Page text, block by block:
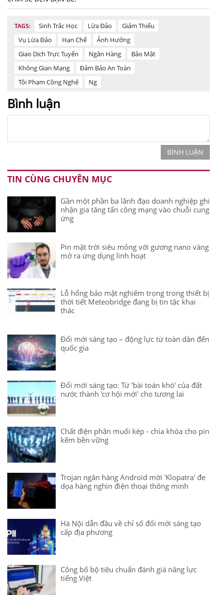
TAGS: Sinh Trắc Học Lừa Đảo
Giảm Thiểu
Vụ Lừa Đảo
Hạn Chế
Ảnh Hưởng
Giao Dịch Trực Tuyến
Ngân Hàng
Bảo Mật
Không Gian Mạng
Đảm Bảo An Toàn
Tội Phạm Công Nghệ
Ng
Bình luận
BÌNH LUẬN
TIN CÙNG CHUYÊN MỤC
Gần một phần ba lãnh đạo doanh nghiệp ghi
nhận gia tăng tấn công mạng vào chuỗi cung
ứng
Pin mặt trời siêu mỏng với gương nano vàng
mở ra ứng dụng linh hoạt
Lỗ hổng bảo mật nghiêm trọng trong thiết bị
thời tiết Meteobridge đang bị tin tặc khai
thác
Đổi mới sáng tạo – động lực từ toàn dân đến
quốc gia
Đổi mới sáng tạo: Từ 'bài toán khó' của đất
nước thành 'cơ hội mới' cho tương lai
Chất điện phân muối kép - chìa khóa cho pin
kẽm bền vững
Trojan ngân hàng Android mới 'Klopatra' đe
dọa hàng nghìn điện thoại thông minh
Hà Nội dẫn đầu về chỉ số đổi mới sáng tạo
cấp địa phương
Công bố bộ tiêu chuẩn đánh giá năng lực
tiếng Việt